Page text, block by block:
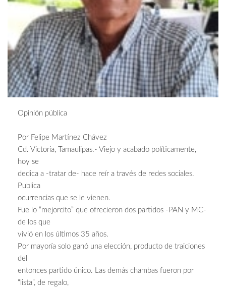
Opinión pública
Por Felipe Martínez Chávez
Cd. Victoria, Tamaulipas.- Viejo y acabado políticamente,
hoy se
dedica a -tratar de- hace reír a través de redes sociales.
Publica
ocurrencias que se le vienen.
Fue lo “mejorcito” que ofrecieron dos partidos -PAN y MC-
de los que
vivió en los últimos 35 años.
Por mayoría solo ganó una elección, producto de traiciones
del
entonces partido único. Las demás chambas fueron por
“lista”, de regalo,